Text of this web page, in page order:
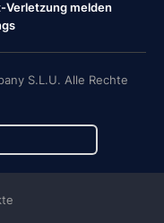
Verletzung melden
S.L.U. Alle Rechte